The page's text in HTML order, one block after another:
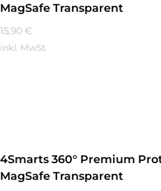
MagSafe Transparent
15,90 €
inkl. MwSt.
4Smarts 360° Premium
MagSafe Transparent